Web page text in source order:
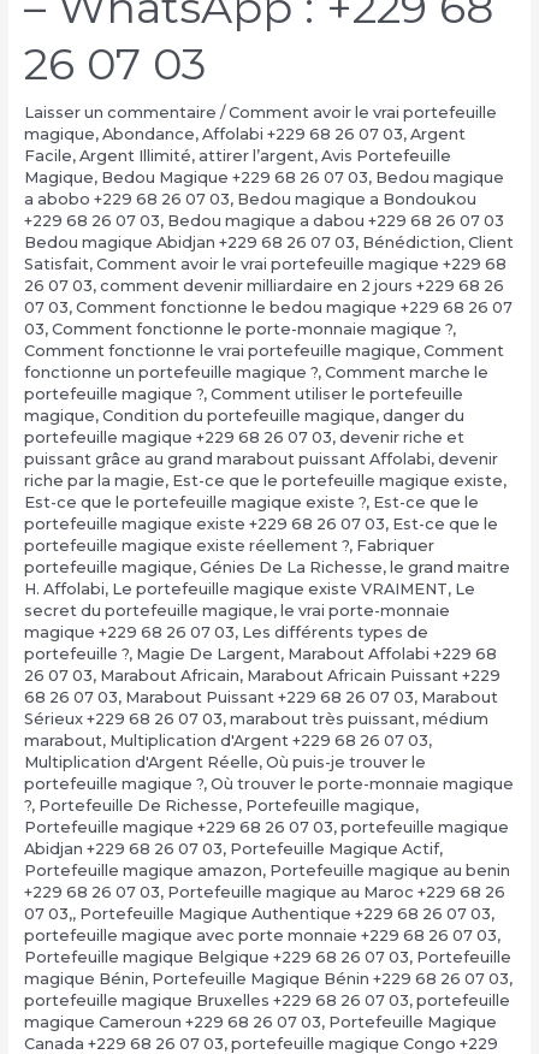
26 07 03
Laisser un commentaire /Comment avoir le vrai portefeuille
magique, Abondance, Affolabi +229 68 26 07 03, Argent
Facile, Argent Illimité, attirer l’argent, Avis Portefeuille
Magique, Bedou Magique +229 68 26 07 03, Bedou magique
a abobo +229 68 26 07 03, Bedou magique a Bondoukou
+229 68 26 07 03, Bedou magique a dabou +229 68 26 07 03
Bedou magique Abidjan +229 68 26 07 03, Bénédiction, Client
Satisfait, Comment avoir le vrai portefeuille magique +229 68
26 07 03, comment devenir milliardaire en 2 jours +229 68 26
07 03, Comment fonctionne le bedou magique +229 68 26 07
03, Comment fonctionne le porte-monnaie magique ?,
Comment fonctionne le vrai portefeuille magique, Comment
fonctionne un portefeuille magique ?, Comment marche le
portefeuille magique ?, Comment utiliser le portefeuille
magique, Condition du portefeuille magique, danger du
portefeuille magique +229 68 26 07 03, devenir riche et
puissant grâce au grand marabout puissant Affolabi, devenir
riche par la magie, Est-ce que le portefeuille magique existe,
Est-ce que le portefeuille magique existe ?, Est-ce que le
portefeuille magique existe +229 68 26 07 03, Est-ce que le
portefeuille magique existe réellement ?, Fabriquer
portefeuille magique, Génies De La Richesse, le grand maitre
H. Affolabi, Le portefeuille magique existe VRAIMENT, Le
secret du portefeuille magique, le vrai porte-monnaie
magique +229 68 26 07 03, Les différents types de
portefeuille ?, Magie De Largent, Marabout Affolabi +229 68
26 07 03, Marabout Africain, Marabout Africain Puissant +229
68 26 07 03, Marabout Puissant +229 68 26 07 03, Marabout
Sérieux +229 68 26 07 03, marabout très puissant, médium
marabout, Multiplication d'Argent +229 68 26 07 03,
Multiplication d'Argent Réelle, Où puis-je trouver le
portefeuille magique ?, Où trouver le porte-monnaie magique
?, Portefeuille De Richesse, Portefeuille magique,
Portefeuille magique +229 68 26 07 03, portefeuille magique
Abidjan +229 68 26 07 03, Portefeuille Magique Actif,
Portefeuille magique amazon, Portefeuille magique au benin
+229 68 26 07 03, Portefeuille magique au Maroc +229 68 26
07 03,, Portefeuille Magique Authentique +229 68 26 07 03,
portefeuille magique avec porte monnaie +229 68 26 07 03,
Portefeuille magique Belgique +229 68 26 07 03, Portefeuille
magique Bénin, Portefeuille Magique Bénin +229 68 26 07 03,
portefeuille magique Bruxelles +229 68 26 07 03, portefeuille
magique Cameroun +229 68 26 07 03, Portefeuille Magique
Canada +229 68 26 07 03, portefeuille magique Congo +229